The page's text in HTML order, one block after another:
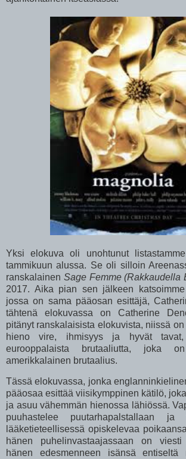
Yksi elokuva oli unohtunut
tammikuun alussa. Se oli silloin
ranskalainen Sage Femme (Rakkaudella
2017. Aika pian sen jälkeen
jossa on sama pääosan esittäjä,
tähtenä elokuvassa on Catherine
pitänyt ranskalaisista elokuvista, niissä
hieno vire, ihmisyys ja hyvät tavat,
eurooppalaista brutaaliutta, joka
amerikkalainen brutaalius.
Tässä elokuvassa, jonka
pääosaa esittää viisikymppinen kätilö,
ja asuu vähemmän hienossa lähiössä.
puuhastelee puutarhapalstallaan ja
lääketieteellisessä opiskelevaa
hänen puhelinvastaajassaan on viesti
hänen edesmenneen isänsä entiseltä